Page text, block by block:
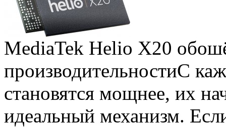
MediaTek Helio X20
производительностиС
становятся мощнее, их
идеальный механизм.